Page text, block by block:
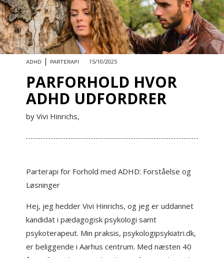
ADHD | PARTERAPI 15/10/2025
PARFORHOLD HVOR
ADHD UDFORDRER
by Vivi Hinrichs,
Parterapi for Forhold med ADHD: Forståelse og
Løsninger
Hej, jeg hedder Vivi Hinrichs, og jeg er uddannet
kandidat i pædagogisk psykologi samt
psykoterapeut. Min praksis, psykologipsykiatri.dk,
er beliggende i Aarhus centrum. Med næsten 40